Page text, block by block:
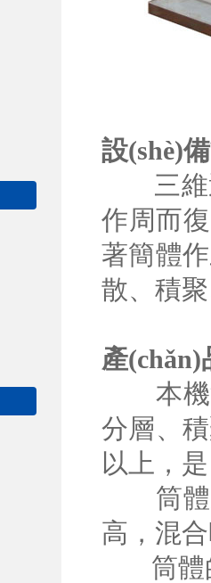
設(shè)
三維運
作周而復
著簡體作
散、
產(chǎn)
本機混
分層、積
以上
筒體裝
高，
筒體的